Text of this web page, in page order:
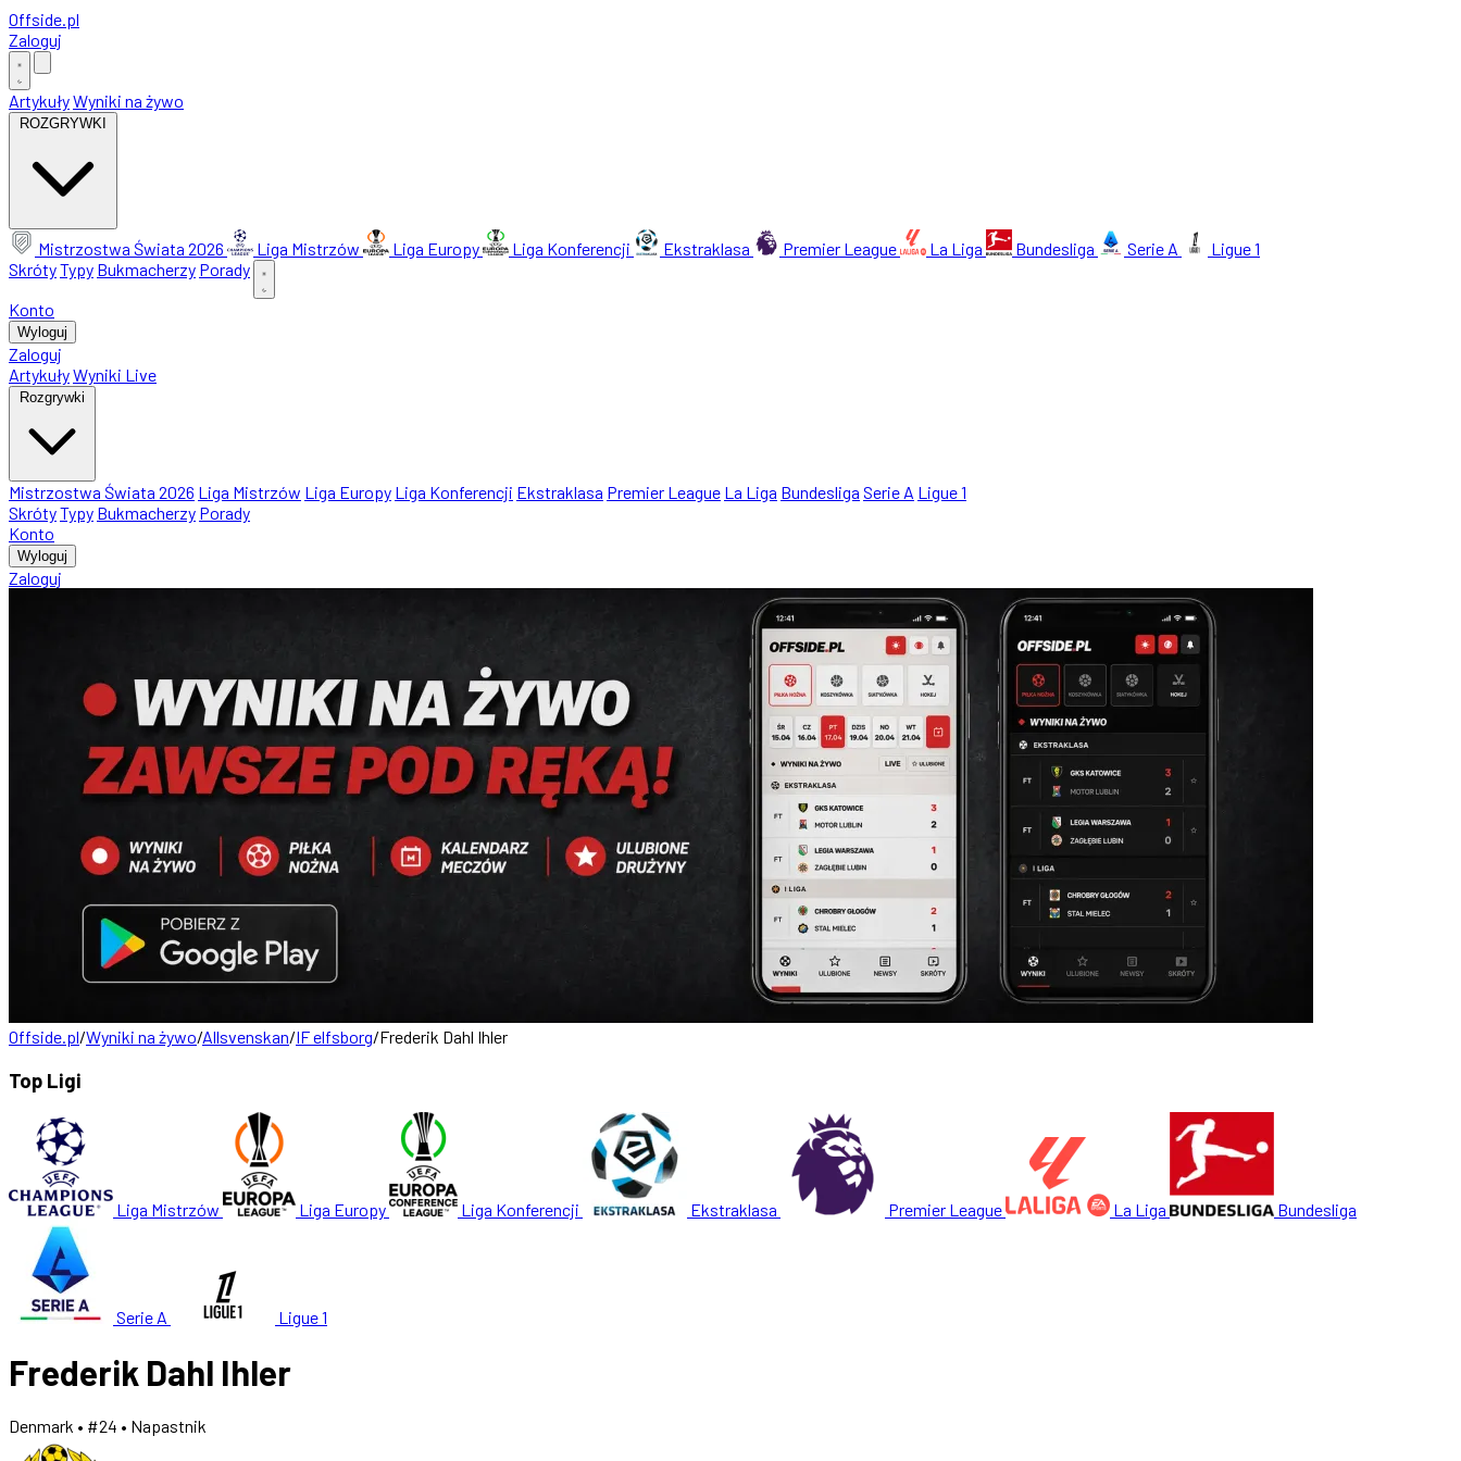
Offside.pl
Zaloguj
ArtykułyWyniki na żywo
ROZGRYWKI
Mistrzostwa Świata 2026 Liga Mistrzów Liga Europy Liga Konferencji Ekstraklasa Premier League La Liga Bundesliga Serie A
Ligue 1
SkrótyTypy Bukmacherzy Porady
Konto
Wyloguj
Zaloguj
ArtykułyWyniki Live
Rozgrywki
Mistrzostwa Świata 2026 Liga Mistrzów Liga Europy Liga Konferencji Ekstraklasa Premier League La Liga Bundesliga Serie A Ligue 1
SkrótyTypy Bukmacherzy Porady
Konto
Wyloguj
Zaloguj
Offside.pl/Wyniki na żywo/Allsvenskan/IF elfsborg/Frederik Dahl Ihler
Top Ligi
Liga Mistrzów Liga Europy Liga Konferencji Ekstraklasa Premier League La Liga Bundesliga
Serie A Ligue 1
Frederik Dahl Ihler
Denmark • #24 • Napastnik